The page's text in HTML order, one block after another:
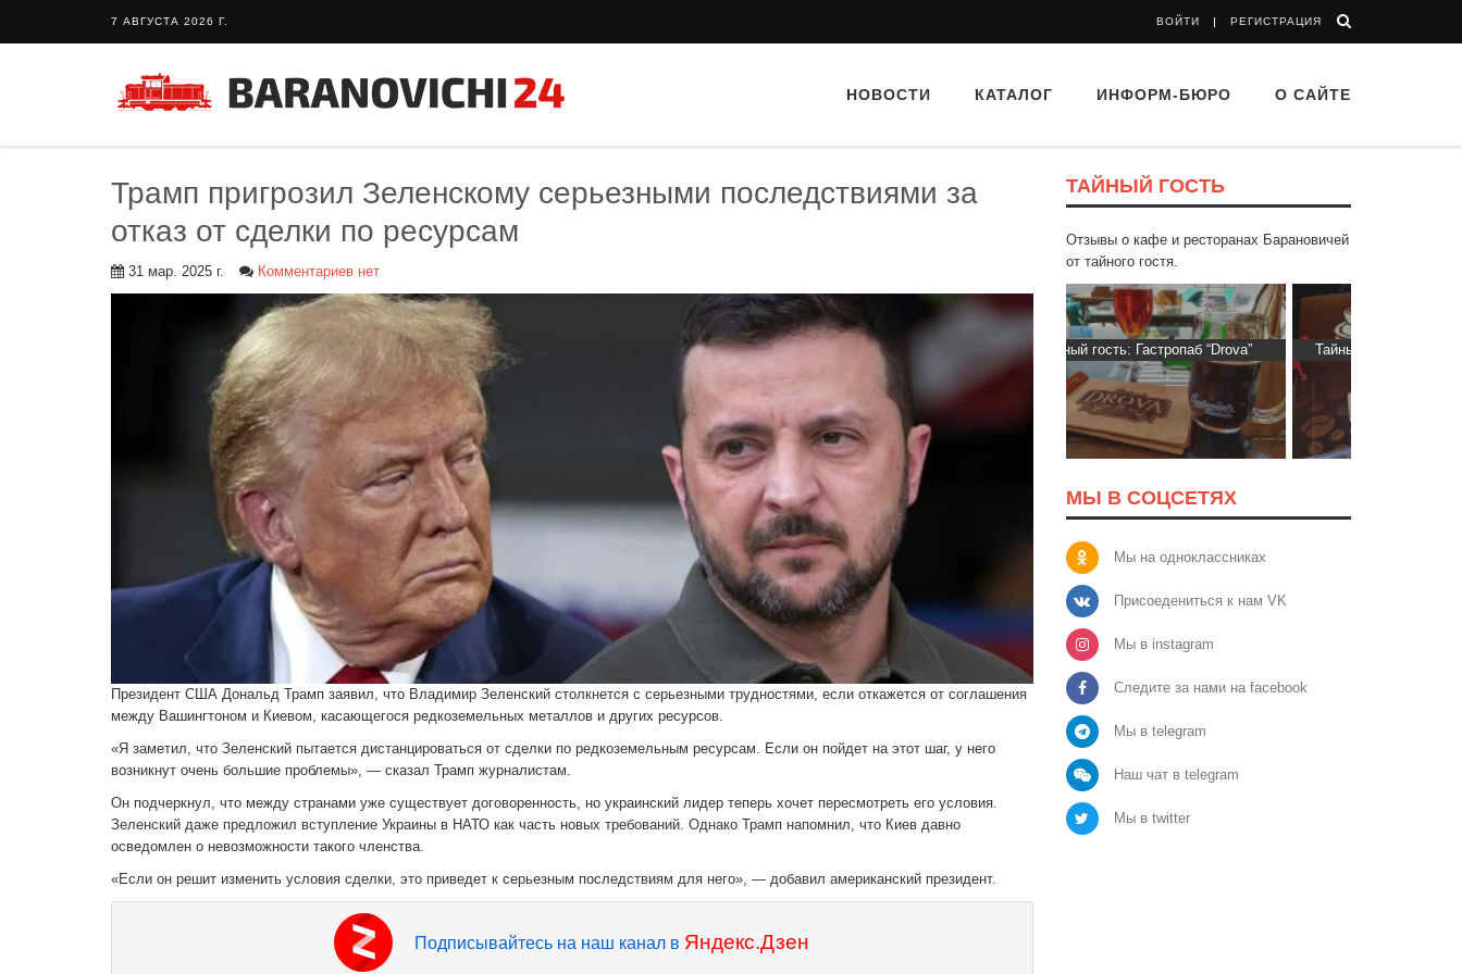
7 АВГУСТА 2026 Г. ВОЙТИ РЕГИСТРАЦИЯ
НОВОСТИ КАТАЛОГ ИНФОРМ-БЮРО О САЙТЕ
Трамп пригрозил Зеленскому серьезными последствиями за
отказ от сделки по ресурсам
31 мар. 2025 г. Комментариев нет
Президент США Дональд Трамп заявил, что Владимир Зеленский столкнется с серьезными трудностями, если откажется от соглашения
между Вашингтоном и Киевом, касающегося редкоземельных металлов и других ресурсов.
«Я заметил, что Зеленский пытается дистанцироваться от сделки по редкоземельным ресурсам. Если он пойдет на этот шаг, у него
возникнут очень большие проблемы», — сказал Трамп журналистам.
Он подчеркнул, что между странами уже существует договоренность, но украинский лидер теперь хочет пересмотреть его условия.
Зеленский даже предложил вступление Украины в НАТО как часть новых требований. Однако Трамп напомнил, что Киев давно
осведомлен о невозможности такого членства.
«Если он решит изменить условия сделки, это приведет к серьезным последствиям для него», — добавил американский президент.
Подписывайтесь на наш канал в Яндекс.Дзен
ТАЙНЫЙ ГОСТЬ
Отзывы о кафе и ресторанах Барановичей
от тайного гостя.
Тайный гость: кафе «Автограф» Тайный гость: Гастропаб “Drova” Тайный гость: кафе «Фасти Хасти»
МЫ В СОЦСЕТЯХ
Мы на одноклассниках
Присоедениться к нам VK
Мы в instagram
Следите за нами на facebook
Мы в telegram
Наш чат в telegram
Мы в twitter